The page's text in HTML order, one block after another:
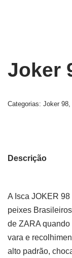
Joker
Categorias: Joker 98,
Descrição
A Isca JOKER
peixes
de ZARA
vara e
alto padrão,